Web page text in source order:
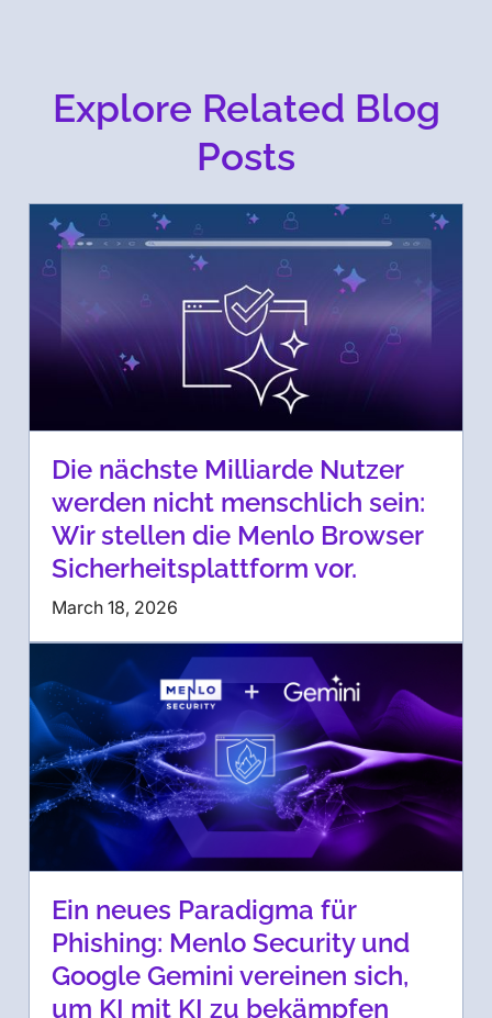
Explore Related Blog
Posts
Die nächste Milliarde Nutzer
werden nicht menschlich sein:
Wir stellen die Menlo Browser
Sicherheitsplattform vor.
March 18, 2026
Ein neues Paradigma für
Phishing: Menlo Security und
Google Gemini vereinen sich,
um KI mit KI zu bekämpfen